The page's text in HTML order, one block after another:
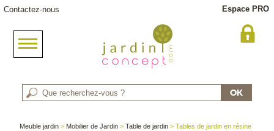
Contactez-nous Espace PRO
Meuble jardin > Mobilier de Jardin >Table de jardin > Tables de jardin en résine